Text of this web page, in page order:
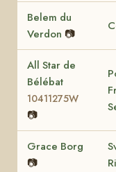
Belem du
Verdon 📷
All Star de
Bélébat
10411275W
📷
Grace Borg
📷